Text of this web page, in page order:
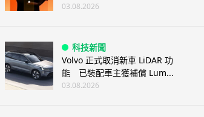
03.08.2026
科技新聞
Volvo 正式取消新車 LiDAR 功
能 已裝配車主獲補償 Lum...
03.08.2026